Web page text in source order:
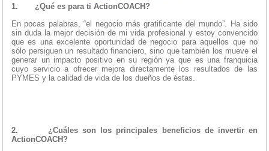
1. ¿Qué es para ti ActionCOACH?
En pocas palabras, “el negocio más gratificante del mundo”. Ha sido
sin duda la mejor decisión de mi vida profesional y estoy convencido
que es una excelente oportunidad de negocio para aquellos que no
sólo persiguen un resultado financiero, sino que también los mueve el
generar un impacto positivo en su región ya que es una franquicia
cuyo servicio a ofrecer mejora directamente los resultados de las
PYMES y la calidad de vida de los dueños de éstas.
2. ¿Cuáles son los principales beneficios de invertir en
ActionCOACH?